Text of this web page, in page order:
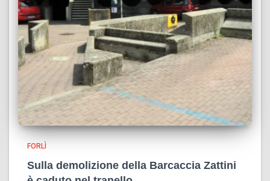
FORLÌ
Sulla demolizione della Barcaccia Zattini